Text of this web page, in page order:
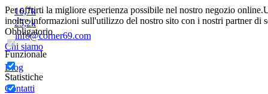
Per offrirti la migliore esperienza possibile nel nostro negozio online.
inoltre informazioni sull'utilizzo del nostro sito con i nostri partner di
Obbligatorio
Funzionale
Statistiche
16,7k
25,2k
info@corner69.com
Chi siamo
Blog
Contatti